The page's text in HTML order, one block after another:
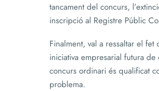
tancament del concurs,
inscripció al Registre Públic
Finalment, val a ressaltar el
iniciativa empresarial futura
concurs ordinari és qualificat
problema.